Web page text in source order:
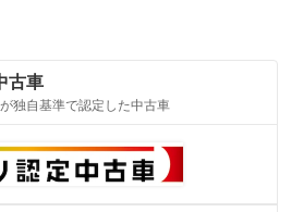
古車
独自基準で認定した中古車